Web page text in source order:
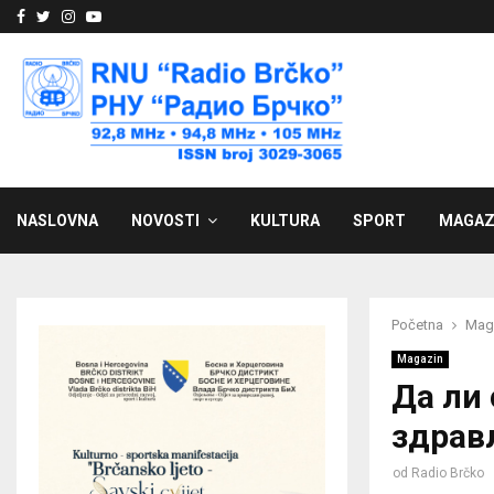
Facebook
Twitter
Instagram
Youtube
NASLOVNA NOVOSTI KULTURA SPORT
Početna
Magazin
Да ли
od Radio Brčko